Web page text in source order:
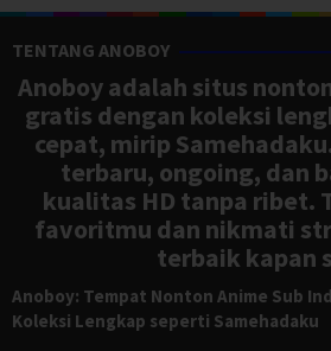
TENTANG ANOBOY
Anoboy adalah situs
gratis dengan koleksi
cepat, mirip
terbaru, ongoing, dan
kualitas HD tanpa ribet.
favoritmu dan nikmati
terbaik kapan
Anoboy: Tempat Nonton Anime Sub
Koleksi Lengkap seperti Samehadaku